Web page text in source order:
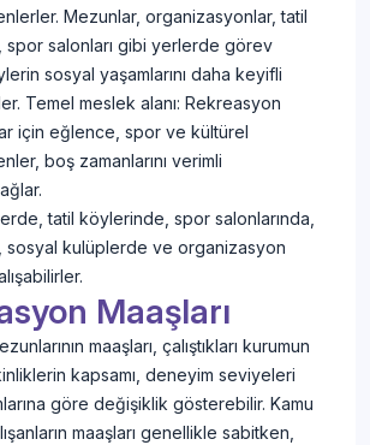
Mezunlar, organizasyonlar, tatil
spor salonları gibi yerlerde görev
sosyal yaşamlarını daha keyifli
Temel meslek alanı: Rekreasyon
için eğlence, spor ve kültürel
boş zamanlarını verimli
tatil köylerinde, spor salonlarında,
kulüplerde ve organizasyon
Maaşları
maaşları, çalıştıkları kurumun
kapsamı, deneyim seviyeleri
göre değişiklik gösterebilir. Kamu
maaşları genellikle sabitken,